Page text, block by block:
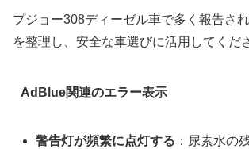
プジョー308ディーゼル車で多く報告さ
を整理し、安全な車選びに活用してくだ
AdBlue関連のエラー表示
警告灯が頻繁に点灯する ：尿素水の